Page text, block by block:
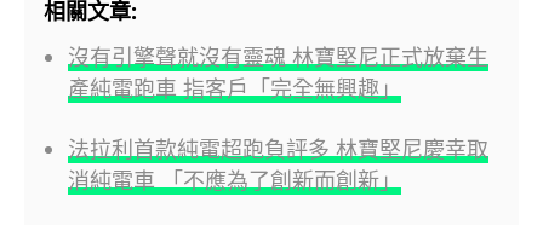
相關文章:
沒有引擎聲就沒有靈魂 林寶堅尼正式放棄生
產純電跑車 指客戶「完全無興趣」
法拉利首款純電超跑負評多 林寶堅尼慶幸取
消純電車 「不應為了創新而創新」